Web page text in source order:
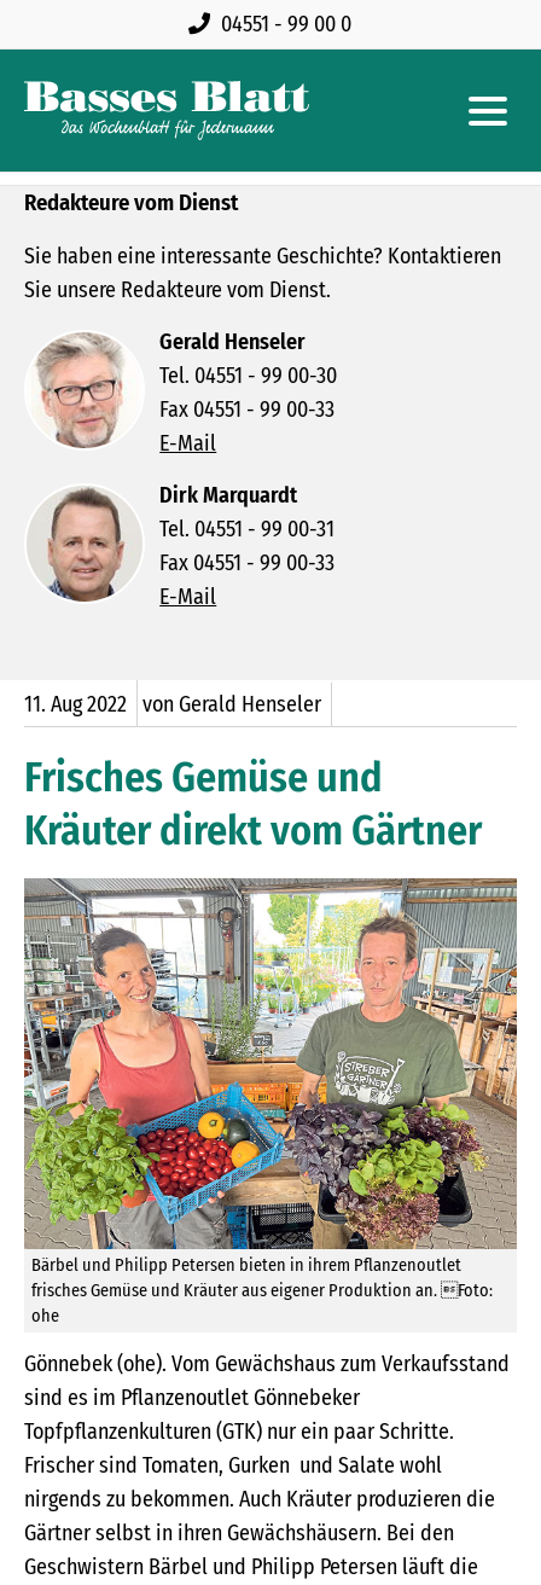
04551 - 99 00 0
Redakteure vom Dienst
Sie haben eine interessante Geschichte? Kontaktieren
Sie unsere Redakteure vom Dienst.
Gerald Henseler
Tel. 04551 - 99 00-30
Fax 04551 - 99 00-33
E-Mail
Dirk Marquardt
Tel. 04551 - 99 00-31
Fax 04551 - 99 00-33
E-Mail
11. Aug2022 von Gerald Henseler
Frisches Gemüse und
Kräuter direkt vom Gärtner
Bärbel und Philipp Petersen bieten in ihrem Pflanzenoutlet
frisches Gemüse und Kräuter aus eigener Produktion an. Foto:
ohe
Gönnebek (ohe). Vom Gewächshaus zum Verkaufsstand
sind es im Pflanzenoutlet Gönnebeker
Topfpflanzenkulturen (GTK) nur ein paar Schritte.
Frischer sind Tomaten, Gurken und Salate wohl
nirgends zu bekommen. Auch Kräuter produzieren die
Gärtner selbst in ihren Gewächshäusern. Bei den
Geschwistern Bärbel und Philipp Petersen läuft die